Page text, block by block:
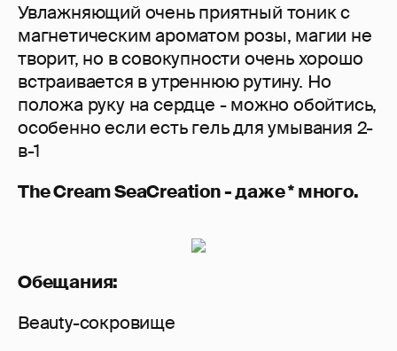
Увлажняющий очень приятный тоник с
магнетическим ароматом розы, магии не
творит, но в совокупности очень хорошо
встраивается в утреннюю рутину. Но
положа руку на сердце - можно обойтись,
особенно если есть гель для умывания 2-
в-1
The Cream SeaCreation - даже * много.
Обещания:
Beauty-сокровище